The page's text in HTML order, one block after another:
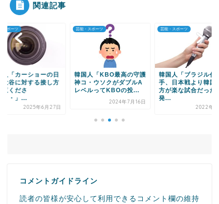
Powered by livedoor 相互RSS
関連記事
スポーツ
人「カーショーの日
大谷に対する接し方
覧くださ
・・」...
2025年6月27日
芸能・スポーツ
韓国人「KBO最高の守護
神コ・ウソクがダブルA
レベルってKBOの投...
2024年7月16日
芸能・スポーツ
韓国人「ブラジル代
手、日本戦より韓国
方が楽な試合だった
発...
2022年6
コメントガイドライン
読者の皆様が安心して利用できるコメント欄の維持